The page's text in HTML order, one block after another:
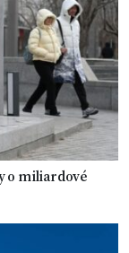
o miliardové